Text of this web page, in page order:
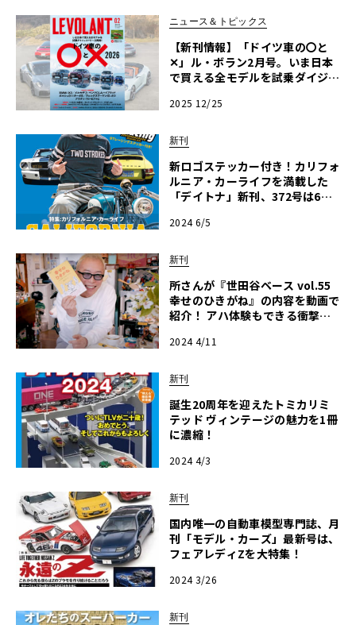
ニュース＆トピックス
【新刊情報】「ドイツ車の〇と
✕」ル・ボラン2月号。いま日本
で買える全モデルを試乗ダイジェ
2025 12/25
新刊
新ロゴステッカー付き！カリフォ
ルニア・カーライフを満載した
「デイトナ」新刊、372号は6月6
2024 6/5
新刊
所さんが『世田谷ベース vol.55
幸せのひきがね』の内容を動画で
紹介！ アハ体験もできる衝撃の
2024 4/11
新刊
誕生20周年を迎えたトミカリミ
テッド ヴィンテージの魅力を1冊
に濃縮！
2024 4/3
新刊
国内唯一の自動車模型専門誌、月
刊「モデル・カーズ」最新号は、
フェアレディZを大特集！
2024 3/26
新刊